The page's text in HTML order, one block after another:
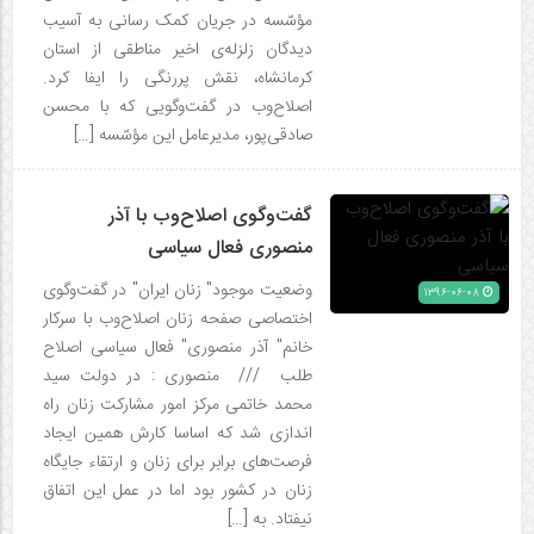
مؤسّسه در جریان کمک رسانی به آسیب
دیدگان زلزله‌ی اخیر مناطقی از استان
کرمانشاه، نقش پررنگی را ایفا کرد.
اصلاح‌وب در گفت‌وگویی که با محسن
صادقی‌پور، مدیرعامل این مؤسّسه […]
گفت‌وگوی اصلاح‌وب با آذر
منصوری فعال سیاسی
وضعیت موجود" زنان ایران" در گفت‌وگوی
اختصاصی صفحه زنان اصلاح‌وب با سرکار
خانم" آذر منصوری" فعال سیاسی اصلاح
طلب /// منصوری : در دولت سید
محمد خاتمی مرکز امور مشارکت زنان راه
اندازی شد که اساسا کارش همین ایجاد
فرصت‌های برابر برای زنان و ارتقاء جایگاه
زنان در کشور بود اما در عمل این اتفاق
نیفتاد. به […]